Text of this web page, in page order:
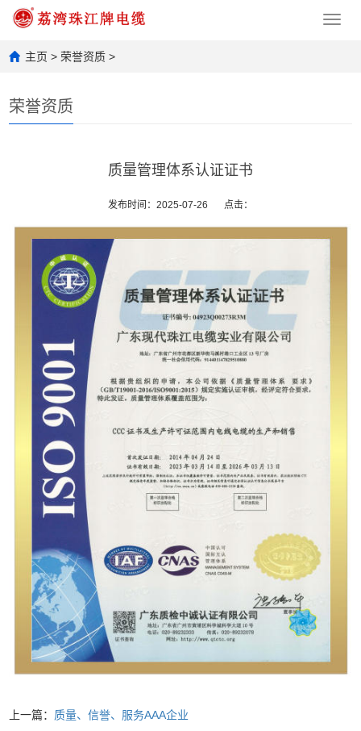
主页 >荣誉资质 >
荣誉资质
质量管理体系认证证书
发布时间：2025-07-26 点击：
上一篇： 质量、信誉、服务AAA企业